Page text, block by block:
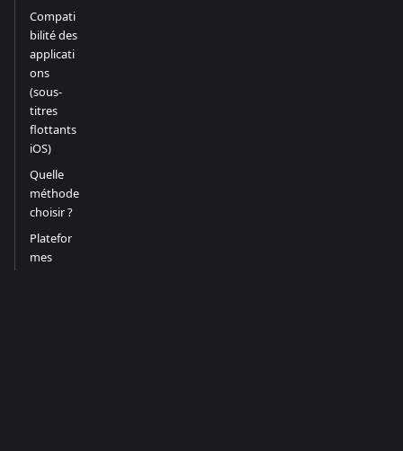
Compati
bilité des
applicati
ons
(sous-
titres
flottants
iOS)
Quelle
méthode
choisir ?
Platefor
mes